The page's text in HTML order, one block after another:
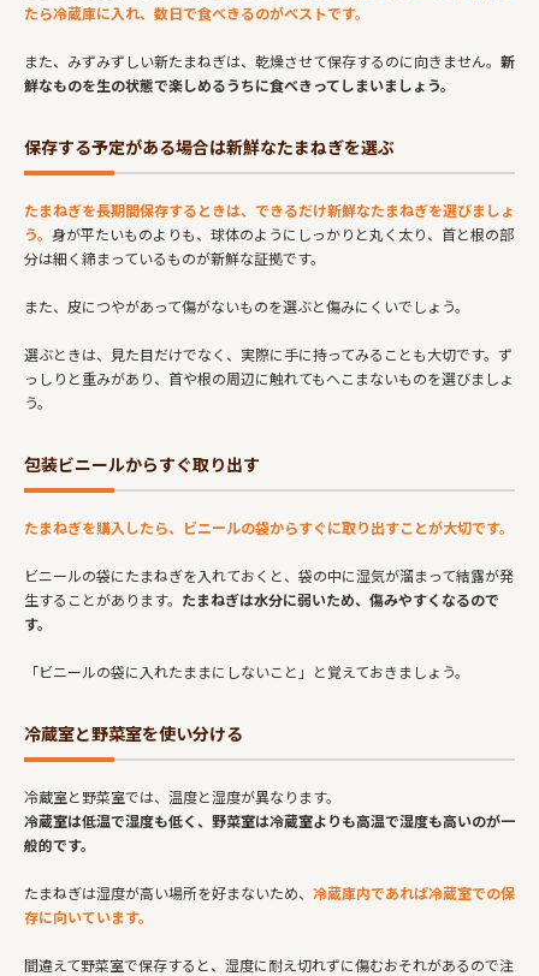
たら冷蔵庫に入れ、数日で食べきるのがベストです。
また、みずみずしい新たまねぎは、乾燥させて保存するのに向きません。 新
鮮なものを生の状態で楽しめるうちに食べきってしまいましょう。
保存する予定がある場合は新鮮なたまねぎを選ぶ
たまねぎを長期間保存するときは、できるだけ新鮮なたまねぎを選びましょ
う。 身が平たいものよりも、球体のようにしっかりと丸く太り、首と根の部
分は細く締まっているものが新鮮な証拠です。
また、皮につやがあって傷がないものを選ぶと傷みにくいでしょう。
選ぶときは、見た目だけでなく、実際に手に持ってみることも大切です。ず
っしりと重みがあり、首や根の周辺に触れてもへこまないものを選びましょ
う。
包装ビニールからすぐ取り出す
たまねぎを購入したら、ビニールの袋からすぐに取り出すことが大切です。
ビニールの袋にたまねぎを入れておくと、袋の中に湿気が溜まって結露が発
生することがあります。 たまねぎは水分に弱いため、傷みやすくなるので
す。
「ビニールの袋に入れたままにしないこと」と覚えておきましょう。
冷蔵室と野菜室を使い分ける
冷蔵室と野菜室では、温度と湿度が異なります。
冷蔵室は低温で湿度も低く、野菜室は冷蔵室よりも高温で湿度も高いのが一
般的です。
たまねぎは湿度が高い場所を好まないため、 冷蔵庫内であれば冷蔵室での保
存に向いています。
間違えて野菜室で保存すると、湿度に耐え切れずに傷むおそれがあるので注